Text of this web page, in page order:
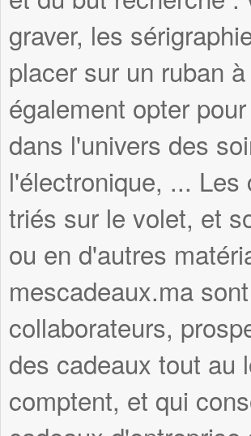
graver, les
placer sur un ruban
également opter
dans l'univers des
l'électronique, ...
triés sur le volet, et
ou en d'autres
mescadeaux.ma
collaborateurs,
des cadeaux tout au
comptent, et qui